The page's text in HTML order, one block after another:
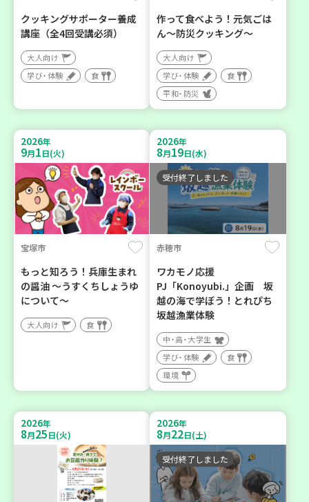
クッキングサポーター養成
講座（全4回受講必須）
大人向け
学び・体験
食
作って食べよう！元気ごは
ん～防災クッキング～
大人向け
学び・体験
食
平和・防災
2026年
9月1日(火)
宝塚市
もっと知ろう！兵庫生まれ
の醤油 ～うすくちしょうゆ
について～
大人向け 食
2026年
8月19日(水)
受付終了しました
赤穂市
ワカモノ応援
PJ「Konoyubi.」企画 坂
越の海で学ぼう！とれぴち
坂越漁業体験
中・高・大学生
学び・体験
食
環境
2026年
8月25日(火)
2026年
8月22日(土)
受付終了しました